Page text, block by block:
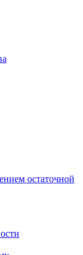
остаточной